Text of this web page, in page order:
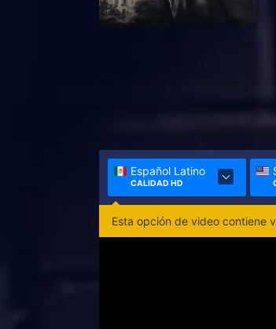
Español Latino
CALIDAD HD
Esta opción de video contiene